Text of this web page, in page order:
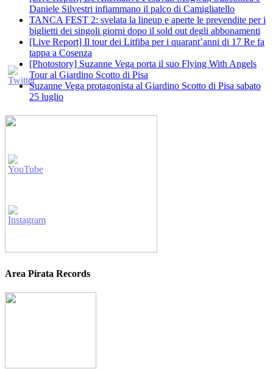
Daniele Silvestri infiammano il palco di Camigliatello
TANCA FEST 2: svelata la lineup e aperte le prevendite per i
biglietti dei singoli giorni dopo il sold out degli abbonamenti
[Live Report] Il tour dei Litfiba per i quarant’anni di 17 Re fa
tappa a Cosenza
[Photostory] Suzanne Vega porta il suo Flying With Angels
Tour al Giardino Scotto di Pisa
Suzanne Vega protagonista al Giardino Scotto di Pisa sabato
25 luglio
Area Pirata Records